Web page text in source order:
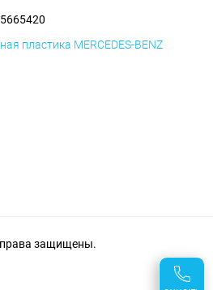
пластика MERCEDES-BENZ
защищены.